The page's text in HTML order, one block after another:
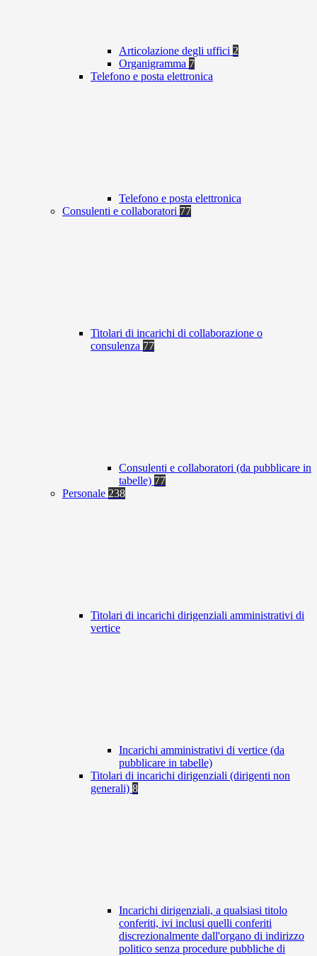
Articolazione degli uffici 2
Organigramma 7
Telefono e posta elettronica
Telefono e posta elettronica
Consulenti e collaboratori 77
Titolari di incarichi di collaborazione o
consulenza 77
Consulenti e collaboratori (da pubblicare in
tabelle) 77
Personale 238
Titolari di incarichi dirigenziali amministrativi di
vertice
Incarichi amministrativi di vertice (da
pubblicare in tabelle)
Titolari di incarichi dirigenziali (dirigenti non
generali) 8
Incarichi dirigenziali, a qualsiasi titolo
conferiti, ivi inclusi quelli conferiti
discrezionalmente dall'organo di indirizzo
politico senza procedure pubbliche di